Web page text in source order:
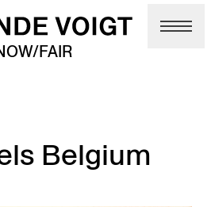
FAIR
Belgium